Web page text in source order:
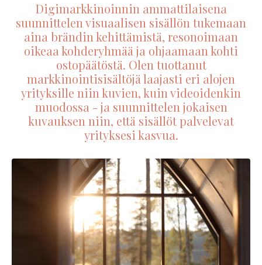
Digimarkkinoinnin ammattilaisena
suunnittelen visuaalisen sisällön tukemaan
aina brändin kehittämistä, resonoimaan
oikeaa kohderyhmää ja ohjaamaan kohti
ostopäätöstä. Olen tuottanut
markkinointisisältöjä laajasti eri alojen
yrityksille niin kuvien, kuin videoidenkin
muodossa - ja suunnittelen jokaisen
kuvauksen niin, että sisällöt palvelevat
yrityksesi kasvua.